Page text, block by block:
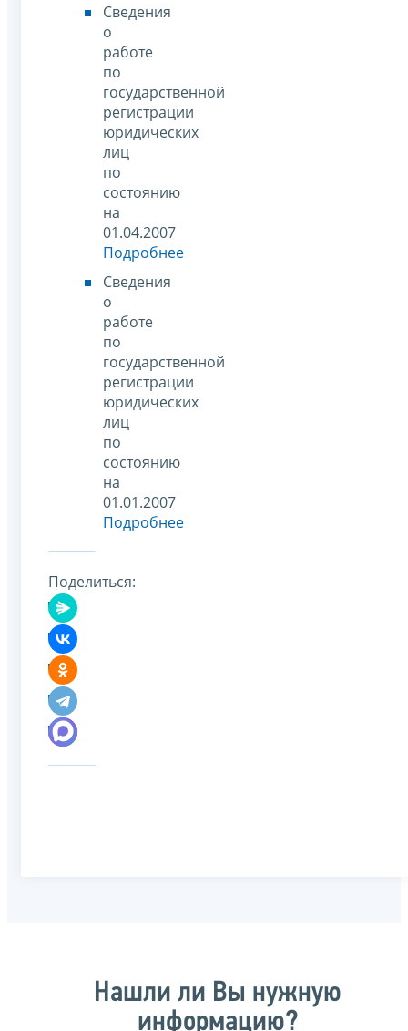
Сведения
о
работе
по
государственной
регистрации
юридических
лиц
по
состоянию
на
01.04.2007
Подробнее
Сведения
о
работе
по
государственной
регистрации
юридических
лиц
по
состоянию
на
01.01.2007
Подробнее
Поделиться:
Нашли ли Вы нужную
информацию?